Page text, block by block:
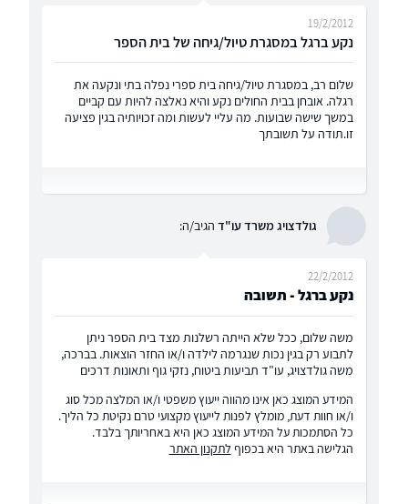
נקע ברגל במסגרת טיול/גיחה של בית הספר
19/2/2012
שלום רב, במסגרת טיול/גיחה בית ספרי נפלה בתי ונקעה את
רגלה. אובחן בבית החולים נקע והיא נאלצה להיות עם קביים
במשך שישה שבועות. מה עליי לעשות ומה זכויותיה בגין פציעה
זו.תודה על תשובתך
גולדצויג משרד עו"ד הגיב/ה:
נקע ברגל - תשובה
22/2/2012
משה שלום, ככל שלא הייתה רשלנות מצד בית הספר ניתן
לתבוע רק בגין נכות שנגרמה לילדה ו/או החזר הוצאות. בברכה,
משה גולדצויג, עו"ד תביעות ביטוח, נזקי גוף ותאונות דרכים
המידע המוצג כאן אינו מהווה ייעוץ משפטי ו/או המלצה מכל סוג
ו/או חוות דעת, מומלץ לפנות לייעוץ מקצועי טרם נקיטת כל הליך.
כל הסתמכות על המידע המוצג כאן היא באחריותך בלבד.
הגלישה באתר היא בכפוף לתקנון האתר